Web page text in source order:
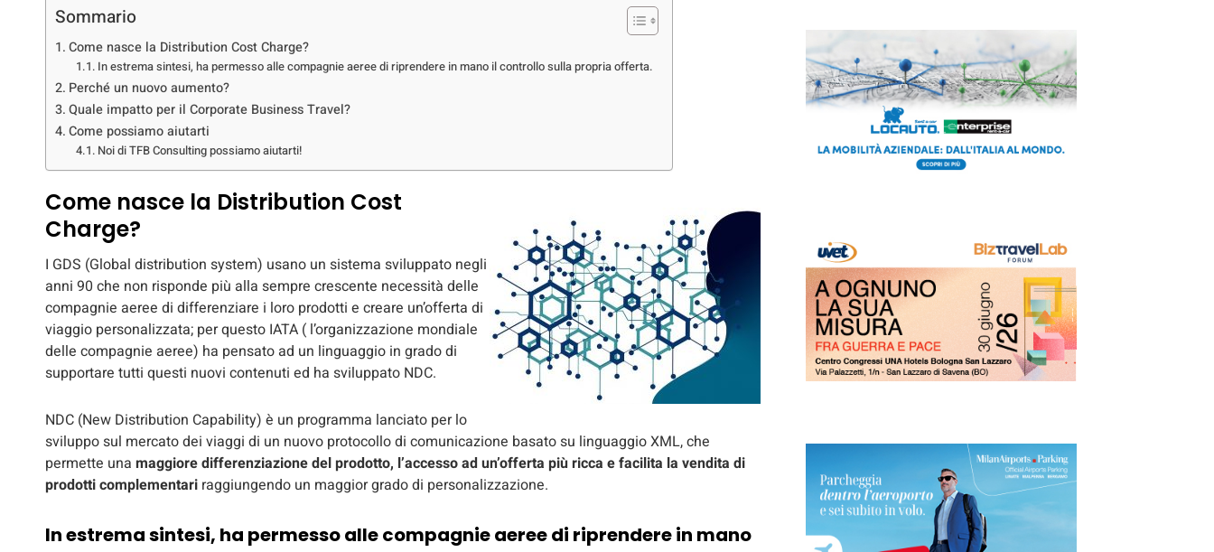
Sommario
Come nasce la Distribution Cost Charge?
In estrema sintesi, ha permesso alle compagnie aeree di riprendere in mano il controllo sulla propria offerta.
Perché un nuovo aumento?
Quale impatto per il Corporate Business Travel?
Come possiamo aiutarti
Noi di TFB Consulting possiamo aiutarti!
Come nasce la Distribution Cost
Charge?
I GDS (Global distribution system) usano un sistema sviluppato negli
anni 90 che non risponde più alla sempre crescente necessità delle
compagnie aeree di differenziare i loro prodotti e creare un’offerta di
viaggio personalizzata; per questo IATA ( l’organizzazione mondiale
delle compagnie aeree) ha pensato ad un linguaggio in grado di
supportare tutti questi nuovi contenuti ed ha sviluppato NDC.
NDC (New Distribution Capability) è un programma lanciato per lo
sviluppo sul mercato dei viaggi di un nuovo protocollo di comunicazione basato su linguaggio XML, che
permette una maggiore differenziazione del prodotto, l’accesso ad un’offerta più ricca e facilita la vendita di
prodotti complementari raggiungendo un maggior grado di personalizzazione.
In estrema sintesi, ha permesso alle compagnie aeree di riprendere in mano